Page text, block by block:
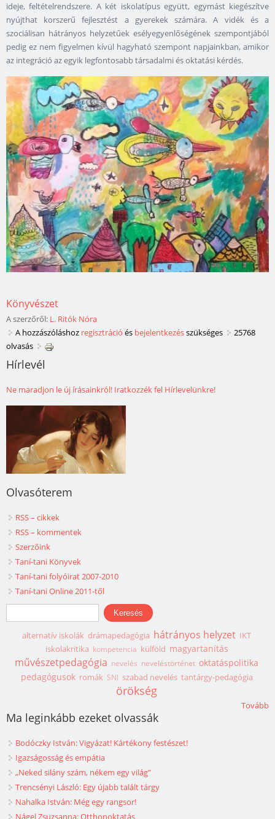
ideje, feltételrendszere. A két iskolatípus együtt, egymást kiegészítve
nyújthat korszerű fejlesztést a gyerekek számára. A vidék és a
szociálisan hátrányos helyzetűek esélyegyenlőségének szempontjából
pedig ez nem figyelmen kívül hagyható szempont napjainkban, amikor
az integráció az egyik legfontosabb társadalmi és oktatási kérdés.
Könyvészet
A szerzőről: L. Ritók Nóra
A hozzászóláshoz regisztráció és bejelentkezésszükséges
25768
olvasás
Hírlevél
Ne maradjon le új írásainkról! Iratkozzék fel Hírlevelünkre!
Olvasóterem
RSS – cikkek
RSS – kommentek
Szerzőink
Taní-tani Könyvek
Taní-tani folyóirat 2007-2010
Taní-tani Online 2011-től
Keresés űrlap
Keresés
alternatív iskolák drámapedagógia hátrányos helyzet IKT
iskolakritika kompetencia külföld magyartanítás
művészetpedagógia nevelés neveléstörténet oktatáspolitika
pedagógusok romák SNI szabad nevelés tantárgy-pedagógia
örökség
Tovább
Ma leginkább ezeket olvassák
Bodóczky István: Vigyázat! Kártékony festészet!
Igazságosság és empátia
„Neked silány szám, nékem egy világ”
Trencsényi László: Egy újabb talált tárgy
Nahalka István: Még egy rangsor!
Nágel Zsuzsanna: Otthonoktatás